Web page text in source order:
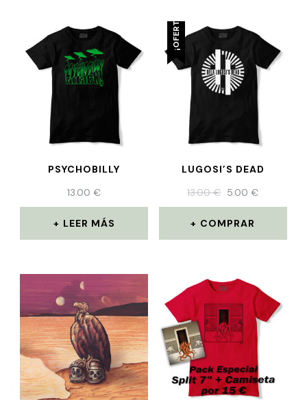
PSYCHOBILLY
13.00€
LEER MÁS
¡OFERTA!
LUGOSI’S DEAD
13.00€ 5.00€
COMPRAR